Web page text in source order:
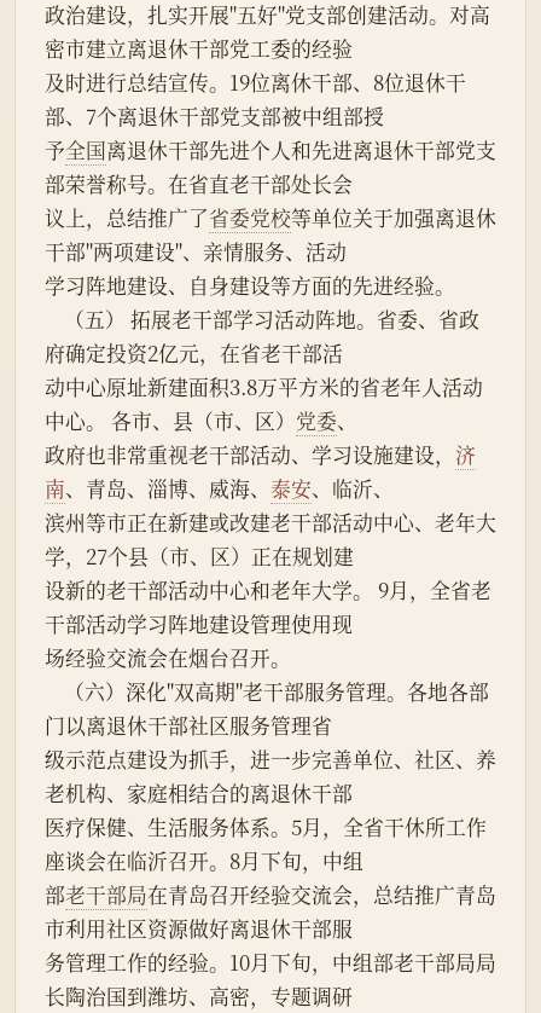
政治建设，扎实开展"五好"党支部创建活动。对高
密市建立离退休干部党工委的经验
及时进行总结宣传。19位离休干部、8位退休干
部、7个离退休干部党支部被中组部授
予全国离退休干部先进个人和先进离退休干部党支
部荣誉称号。在省直老干部处长会
议上，总结推广了省委党校等单位关于加强离退休
干部"两项建设"、亲情服务、活动
学习阵地建设、自身建设等方面的先进经验。
府确定投资2亿元，在省老干部活
动中心原址新建面积3.8万平方米的省老年人活动
中心。 各市、县（市、区） 党委、
政府也非常重视老干部活动、学习设施建设， 济
南、青岛、淄博、威海、 泰安、临沂、
滨州等市正在新建或改建老干部活动中心、老年大
学，27个县（市、区）正在规划建
设新的老干部活动中心和老年大学。 9月，全省老
干部活动学习阵地建设管理使用现
场经验交流会在烟台召开。
门以离退休干部社区服务管理省
级示范点建设为抓手，进一步完善单位、社区、养
老机构、家庭相结合的离退休干部
医疗保健、生活服务体系。5月，全省干休所工作
座谈会在临沂召开。8月下旬，中组
部老干部局在青岛召开经验交流会，总结推广青岛
市利用社区资源做好离退休干部服
务管理工作的经验。10月下旬，中组部老干部局局
长陶治国到潍坊、高密，专题调研